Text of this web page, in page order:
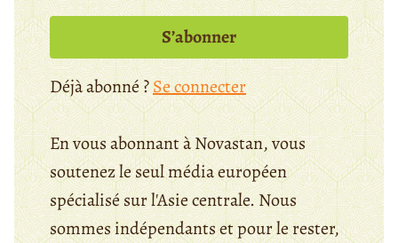
S’abonner
Déjà abonné ?Se connecter
En vous abonnant à Novastan, vous
soutenez le seul média européen
spécialisé sur l'Asie centrale. Nous
sommes indépendants et pour le rester,